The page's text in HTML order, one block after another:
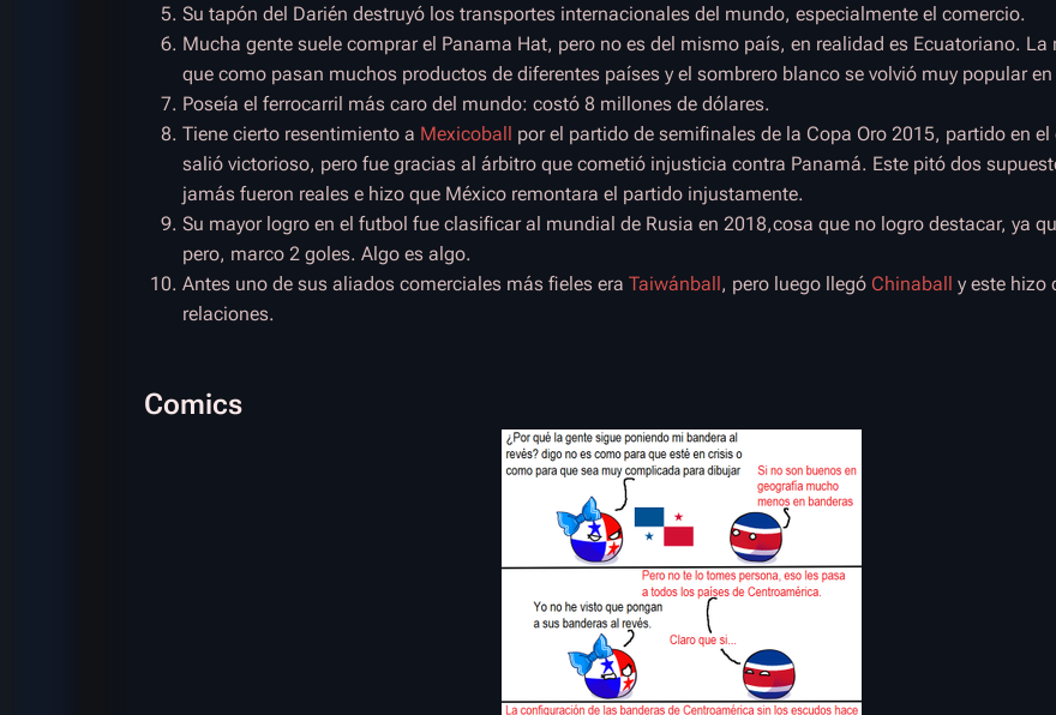
Su tapón del Darién destruyó los transportes internacionales del mundo, especialmente el comercio.
Mucha gente suele comprar el Panama Hat, pero no es del mismo país, en realidad es Ecuatoriano. La
que como pasan muchos productos de diferentes países y el sombrero blanco se volvió muy popular en
Poseía el ferrocarril más caro del mundo: costó 8 millones de dólares.
Tiene cierto resentimiento a Mexicoball por el partido de semifinales de la Copa Oro 2015, partido en
salió victorioso, pero fue gracias al árbitro que cometió injusticia contra Panamá. Este pitó dos
jamás fueron reales e hizo que México remontara el partido injustamente.
Su mayor logro en el futbol fue clasificar al mundial de Rusia en 2018,cosa que no logro destacar, ya
pero, marco 2 goles. Algo es algo.
Antes uno de sus aliados comerciales más fieles era Taiwánball, pero luego llegó Chinaball y este hizo
relaciones.
Comics